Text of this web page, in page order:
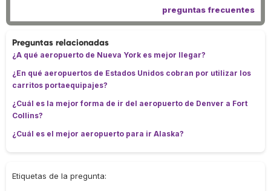
preguntas frecuentes
Preguntas relacionadas
¿A qué aeropuerto de Nueva York es mejor llegar?
¿En qué aeropuertos de Estados Unidos cobran por utilizar los
carritos portaequipajes?
¿Cuál es la mejor forma de ir del aeropuerto de Denver a Fort
Collins?
¿Cuál es el mejor aeropuerto para ir Alaska?
Etiquetas de la pregunta: